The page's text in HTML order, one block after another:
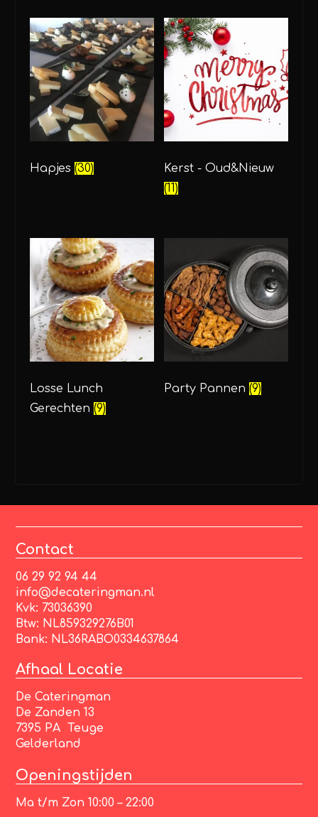
Hapjes(30)
Kerst - Oud&Nieuw
(11)
Losse Lunch
Gerechten(9)
Party Pannen(9)
Contact
06 29 92 94 44
info@decateringman.nl
Kvk: 73036390
Btw: NL859329276B01
Bank: NL36RABO0334637864
Afhaal Locatie
De Cateringman
De Zanden 13
7395 PA Teuge
Gelderland
Openingstijden
Ma t/m Zon 10:00 – 22:00